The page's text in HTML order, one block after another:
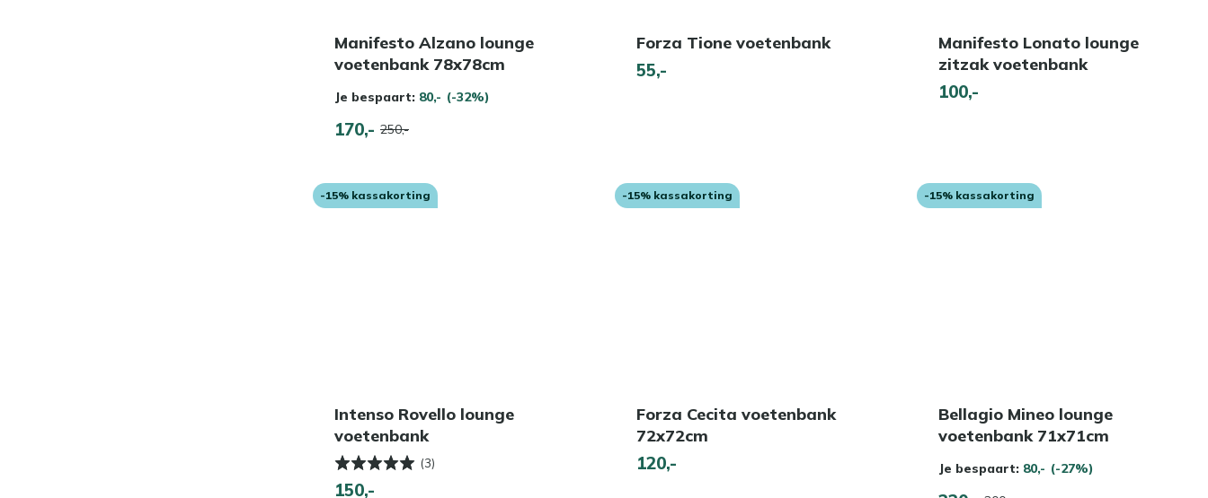
Manifesto Alzano lounge
voetenbank 78x78cm
Je bespaart: 80,- (-32%)
170,- 250,-
Forza Tione voetenbank
55,-
Manifesto Lonato lounge
zitzak voetenbank
100,-
-15% kassakorting
Intenso Rovello lounge
voetenbank
(3)
150,-
-15% kassakorting
Forza Cecita voetenbank
72x72cm
120,-
-15% kassakorting
Bellagio Mineo lounge
voetenbank 71x71cm
Je bespaart: 80,- (-27%)